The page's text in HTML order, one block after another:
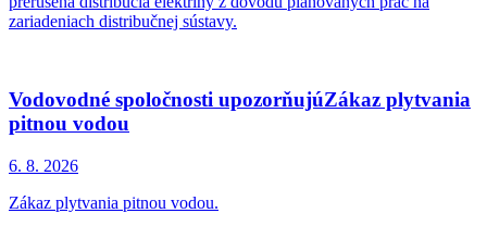
zariadeniach distribučnej sústavy.
Vodovodné spoločnosti upozorňujúZákaz plytvania
pitnou vodou
6. 8. 2026
Zákaz plytvania pitnou vodou.